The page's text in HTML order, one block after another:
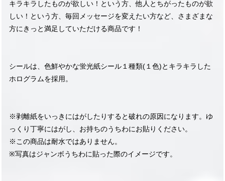
キラキラしたものが欲しい！という方、他人とちがったものが欲
しい！という方、毎回メッセージを変えたい方など、さまざまな
方にきっと満足していただける商品です！
シールは、色鮮やかな蛍光紙シール１種類(１色)とキラキラした
ホログラムを採用。
※剥離紙をいっきにはがしたりすると破れの原因になります。ゆ
っくり丁寧にはがし、お持ちのうちわにお貼りください。
※この商品は耐水ではありません。
※写真はジャンボうちわに貼った際のイメージです。